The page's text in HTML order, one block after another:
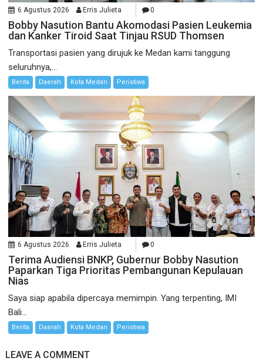
6 Agustus 2026 Erris Julieta 0
Bobby Nasution Bantu Akomodasi Pasien Leukemia
dan Kanker Tiroid Saat Tinjau RSUD Thomsen
Transportasi pasien yang dirujuk ke Medan kami tanggung
seluruhnya,...
Berita Daerah Kota Medan Peristiwa
6 Agustus 2026 Erris Julieta 0
Terima Audiensi BNKP, Gubernur Bobby Nasution
Paparkan Tiga Prioritas Pembangunan Kepulauan
Nias
Saya siap apabila dipercaya memimpin. Yang terpenting, IMI
Bali...
Berita Daerah Kota Medan Peristiwa
LEAVE A COMMENT